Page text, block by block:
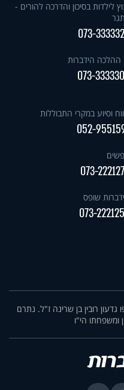
לילדות בסיכון והדרכה להורים -
073-
ההלכה הידברות
073-
וסיוע במקרי התבוללות
052-
073-
שופס
073-
רובין בן שרינה ז"ל. נתרם
ומשפחתו הי"ו